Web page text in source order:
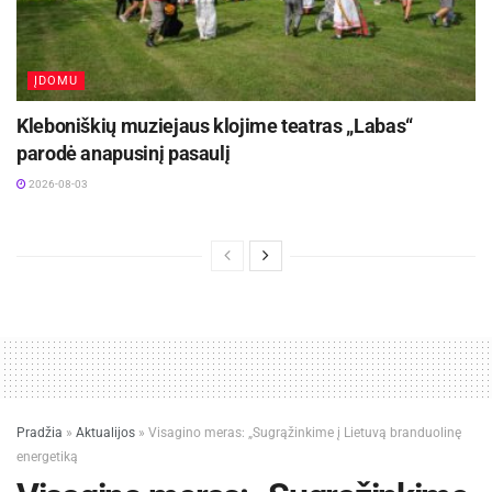
ĮDOMU
Kleboniškių muziejaus klojime teatras „Labas“
parodė anapusinį pasaulį
2026-08-03
Pradžia » Aktualijos » Visagino meras: „Sugrąžinkime į Lietuvą branduolinę
energetiką